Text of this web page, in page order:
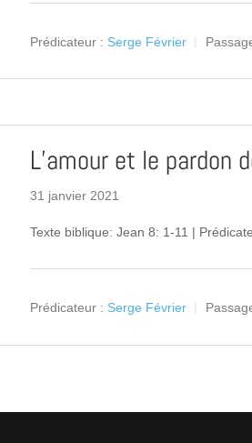
Prédicateur : Serge Février
L’amour et le pardon
31 janvier 2021
Texte biblique: Jean 8: 1-11 |
Prédicateur : Serge Février